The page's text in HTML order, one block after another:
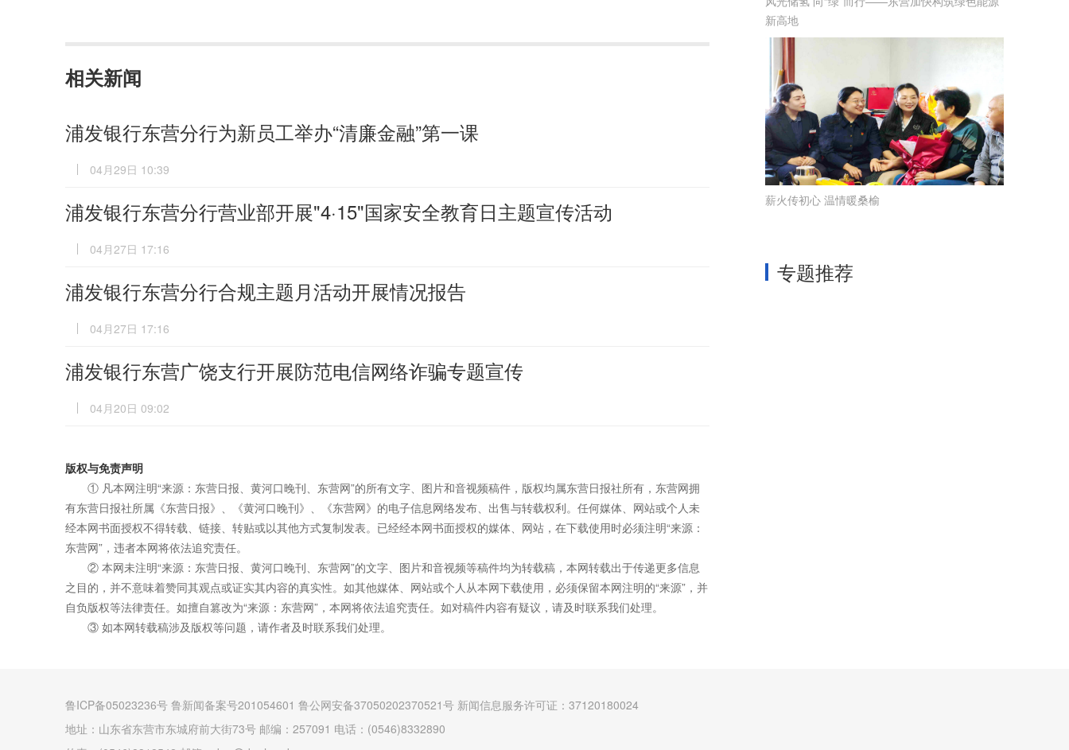
相关新闻
浦发银行东营分行为新员工举办“清廉金融”第一课
04月29日 10:39
浦发银行东营分行营业部开展"4·15"国家安全教育日主题宣传活动
04月27日 17:16
浦发银行东营分行合规主题月活动开展情况报告
04月27日 17:16
浦发银行东营广饶支行开展防范电信网络诈骗专题宣传
04月20日 09:02
版权与免责声明
① 凡本网注明“来源：东营日报、黄河口晚刊、东营网”的所有文字、图片和音视频稿件，版权均属东营日报社所有，东营网拥
有东营日报社所属《东营日报》、《黄河口晚刊》、《东营网》的电子信息网络发布、出售与转载权利。任何媒体、网站或个人未
经本网书面授权不得转载、链接、转贴或以其他方式复制发表。已经经本网书面授权的媒体、网站，在下载使用时必须注明“来源：
东营网”，违者本网将依法追究责任。
② 本网未注明“来源：东营日报、黄河口晚刊、东营网”的文字、图片和音视频等稿件均为转载稿，本网转载出于传递更多信息
之目的，并不意味着赞同其观点或证实其内容的真实性。如其他媒体、网站或个人从本网下载使用，必须保留本网注明的“来源”，并
自负版权等法律责任。如擅自篡改为“来源：东营网”，本网将依法追究责任。如对稿件内容有疑议，请及时联系我们处理。
③ 如本网转载稿涉及版权等问题，请作者及时联系我们处理。
新高地
薪火传初心 温情暖桑榆
专题推荐
鲁ICP备05023236号 鲁新闻备案号201054601 鲁公网安备37050202370521号 新闻信息服务许可证：37120180024
地址：山东省东营市东城府前大街73号 邮编：257091 电话：(0546)8332890